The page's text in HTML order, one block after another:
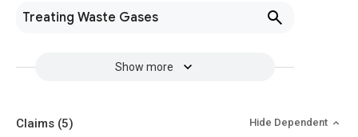
Treating Waste Gases
Show more
Claims (5) Hide Dependent